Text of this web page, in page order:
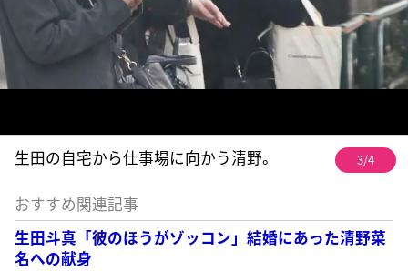
生田の自宅から仕事場に向かう清野。 3/4
おすすめ関連記事
生田斗真「彼のほうがゾッコン」結婚にあった清野菜
名への献身